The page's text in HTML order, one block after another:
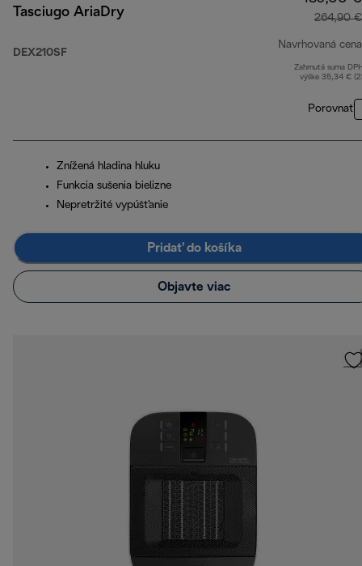
Tasciugo AriaDry
DEX210SF
264,90 €
Navrhovaná cena
Zahrnutá suma
výške 35,34 €
Porovnať
Znížená hladina hluku
Funkcia sušenia bielizne
Nepretržité vypúšťanie
Pridať do košíka
Objavte viac